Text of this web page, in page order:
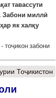
тавассути
Забони миллӣ
як халқу
тоҷикон забони
Тоҷикистон